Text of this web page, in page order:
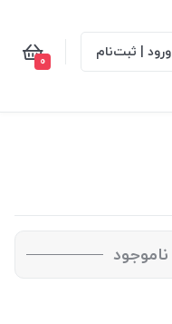
ورود | ثبت‌نام 0
ناموجود